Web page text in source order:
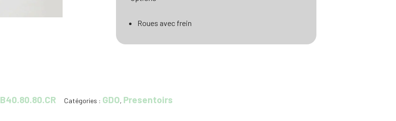
Roues avec frein
B40.80.80.CR Catégories : GDO, Presentoirs